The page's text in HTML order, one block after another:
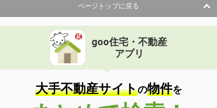
ページトップに戻る
goo住宅・不動産
アプリ
大手不動産サイトの物件を